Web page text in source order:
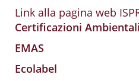
Link alla pagina web
Certificazioni Ambientali
EMAS
Ecolabel